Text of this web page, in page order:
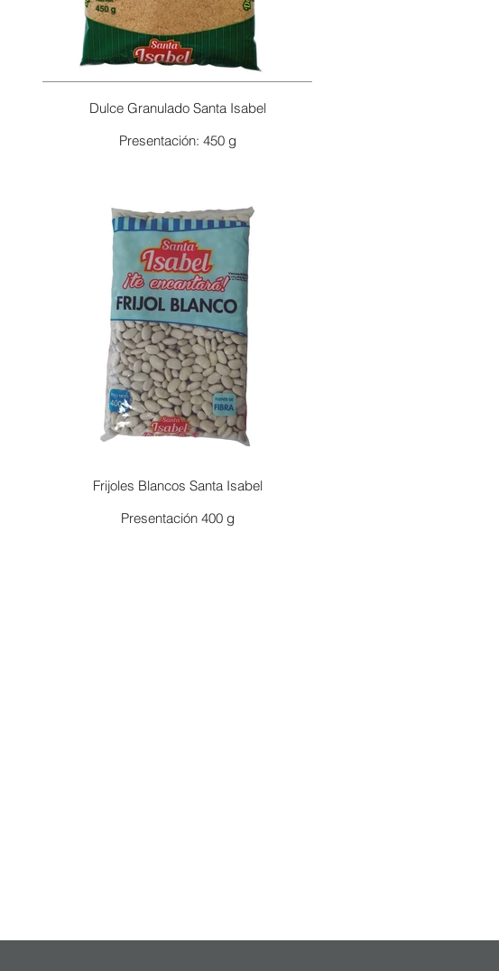
Dulce Granulado Santa Isabel
Presentación: 450 g
Frijoles Blancos Santa Isabel
Presentación 400 g